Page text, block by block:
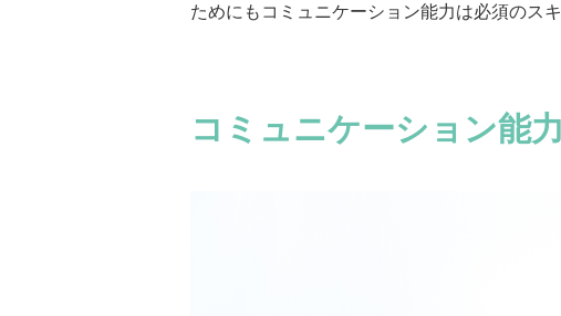
ためにもコミュニケーション能力は必須のス
コミュニケーション能